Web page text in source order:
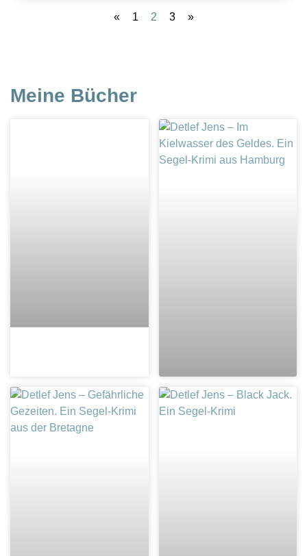
« 1 2 3 »
Meine Bücher